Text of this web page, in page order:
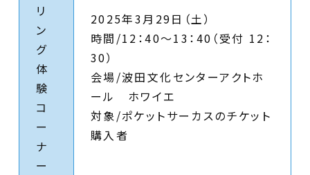
リ
ン
グ
体
験
コ
ー
ナ
ー
2025年3月29日（土）
時間/12：40～13：40（受付 12：
30）
会場/波田文化センターアクトホ
ール ホワイエ
対象/ポケットサーカスのチケット
購入者